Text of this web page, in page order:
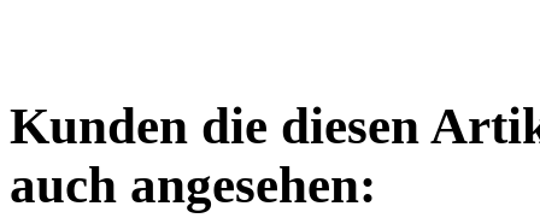
Kunden die diesen
auch angesehen: